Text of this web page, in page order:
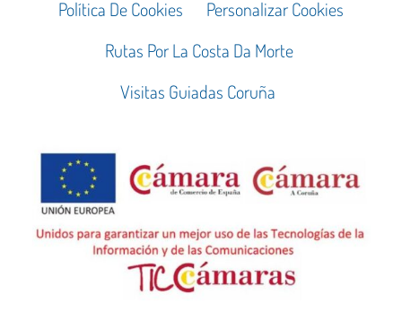
Política De Cookies
Personalizar Cookies
Rutas Por La Costa Da Morte
Visitas Guiadas Coruña